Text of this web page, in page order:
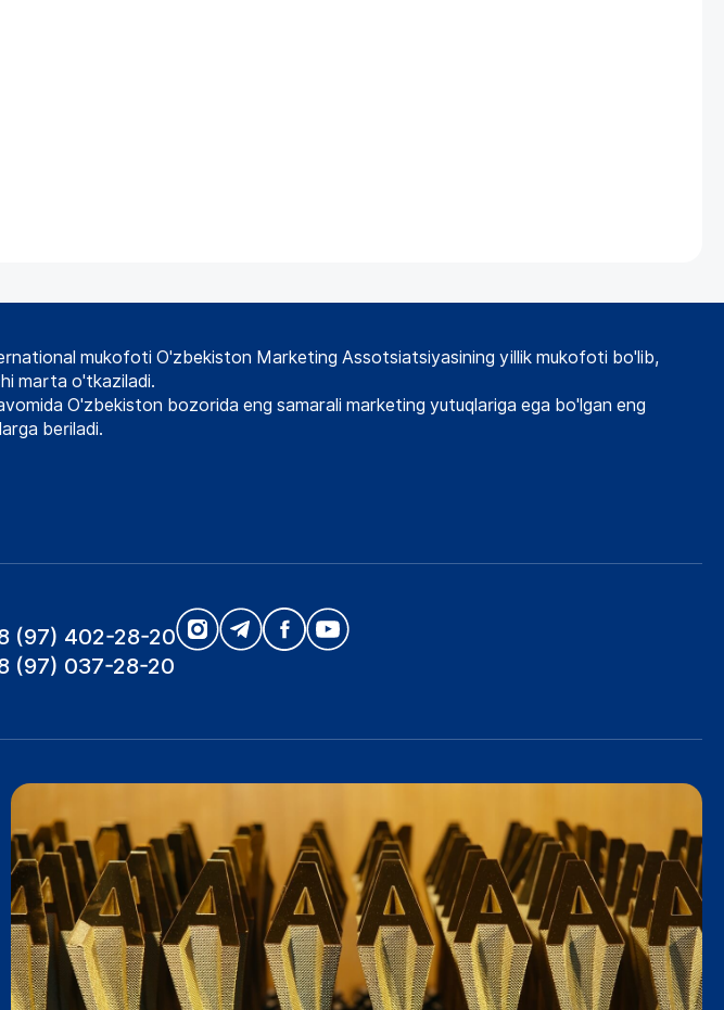
mukofoti O'zbekiston Marketing Assotsiatsiyasining yillik mukofoti bo'lib,
marta o'tkaziladi.
O'zbekiston bozorida eng samarali marketing yutuqlariga ega bo'lgan eng
beriladi.
(97) 402-28-20
(97) 037-28-20